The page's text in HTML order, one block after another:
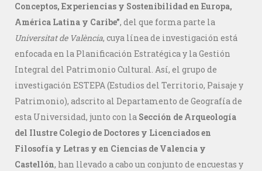
Conceptos, Experiencias y Sostenibilidad en Europa,
América Latina y Caribe”, del que forma parte la
Universitat de València, cuya línea de investigación está
enfocada en la Planificación Estratégica y la Gestión
Integral del Patrimonio Cultural. Así, el grupo de
investigación ESTEPA (Estudios del Territorio, Paisaje y
Patrimonio), adscrito al Departamento de Geografía de
esta Universidad, junto con la Sección de Arqueología
del Ilustre Colegio de Doctores y Licenciados en
Filosofía y Letras y en Ciencias de Valencia y
Castellón, han llevado a cabo un conjunto de encuestas y